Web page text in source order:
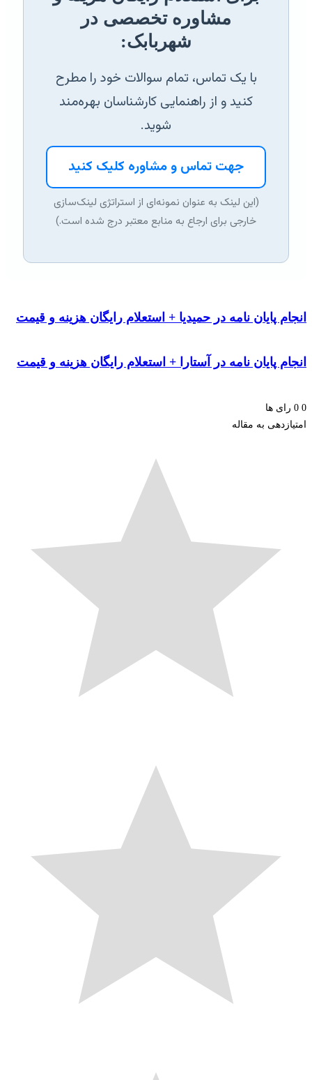
مشاوره تخصصی در
شهربابک:
با یک تماس، تمام سوالات خود را مطرح
کنید و از راهنمایی کارشناسان بهره‌مند
شوید.
جهت تماس و مشاوره کلیک کنید
(این لینک به عنوان نمونه‌ای از استراتژی لینک‌سازی
خارجی برای ارجاع به منابع معتبر درج شده است.)
پایان نامه در حمیدیا + استعلام رایگان هزینه و قیمت
پایان نامه در آستارا + استعلام رایگان هزینه و قیمت
ها
به مقاله